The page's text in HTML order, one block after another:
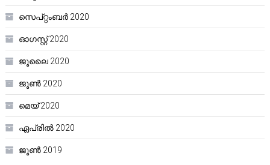
സെപ്റ്റംബർ 2020
ഓഗസ്റ്റ്‌ 2020
ജൂലൈ 2020
ജൂൺ 2020
മെയ്‌ 2020
ഏപ്രിൽ 2020
ജൂൺ 2019